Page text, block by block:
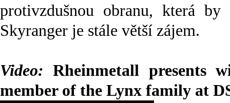
protivzdušnou obranu, která
Skyranger je stále větší zájem.
Video:Rheinmetall presents
member of the Lynx family at